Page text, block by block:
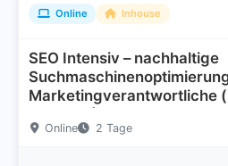
Online Inhouse
SEO Intensiv – nachhaltige
Marketingverantwortliche
und GEO)
Online 2 Tage